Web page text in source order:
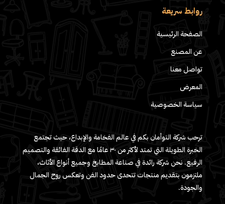
روابط سريعة
الصفحة الرئيسية
عن المصنع
تواصل معنا
المعرض
سياسة الخصوصية
ترحب شركة التوأمان بكم في عالم الفخامة والإبداع، حيث تجتمع
الخبرة الطويلة التي تمتد لأكثر من ٣٠ عامًا مع الدقة الفائقة والتصميم
الرفيع. نحن شركة رائدة في صناعة المطابخ وجميع أنواع الأثاث،
ملتزمون بتقديم منتجات تتحدى حدود الفن وتعكس روح الجمال
والجودة.